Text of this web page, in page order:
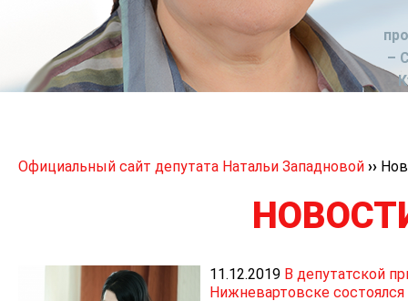
–
Официальный сайт депутата Натальи Западновой ››
11.12.2019 В депутатской
Нижневартовске